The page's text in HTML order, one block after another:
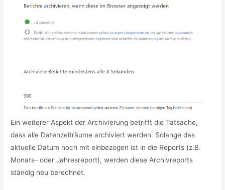
Ein weiterer Aspekt der Archivierung betrifft die Tatsache,
dass alle Datenzeiträume archiviert werden. Solange das
aktuelle Datum noch mit einbezogen ist in die Reports (z.B.
Monats- oder Jahresreport), werden diese Archivreports
ständig neu berechnet.